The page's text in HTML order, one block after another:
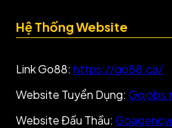
Hệ Thống Website
Link Go88: https://go88.ca/
Website Tuyển Dụng:
Website Đấu Thầu: